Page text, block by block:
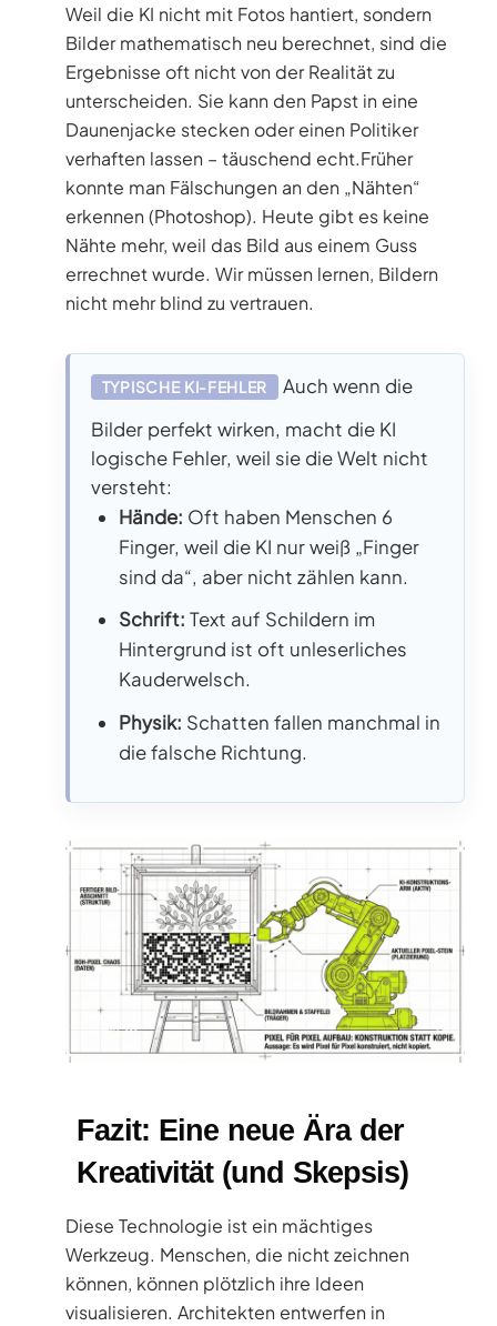
Weil die KI nicht mit Fotos hantiert, sondern
Bilder mathematisch neu berechnet, sind die
Ergebnisse oft nicht von der Realität zu
unterscheiden. Sie kann den Papst in eine
Daunenjacke stecken oder einen Politiker
verhaften lassen – täuschend echt.Früher
konnte man Fälschungen an den „Nähten“
erkennen (Photoshop). Heute gibt es keine
Nähte mehr, weil das Bild aus einem Guss
errechnet wurde. Wir müssen lernen, Bildern
nicht mehr blind zu vertrauen.
TYPISCHE KI-FEHLER
Auch wenn die
Bilder perfekt wirken, macht die KI
logische Fehler, weil sie die Welt nicht
versteht:
Hände: Oft haben Menschen 6
Finger, weil die KI nur weiß „Finger
sind da“, aber nicht zählen kann.
Schrift: Text auf Schildern im
Hintergrund ist oft unleserliches
Kauderwelsch.
Physik: Schatten fallen manchmal in
die falsche Richtung.
Fazit: Eine neue Ära der
Kreativität (und Skepsis)
Diese Technologie ist ein mächtiges
Werkzeug. Menschen, die nicht zeichnen
können, können plötzlich ihre Ideen
visualisieren. Architekten entwerfen in